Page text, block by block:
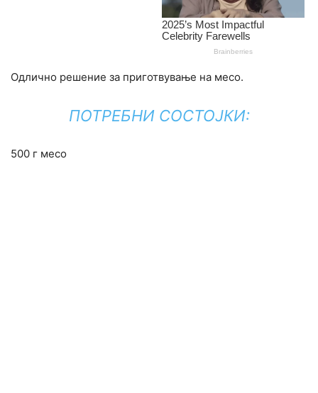
Одлично решение за приготвување на месо.
ПОТРЕБНИ СОСТОЈКИ:
500 г месо